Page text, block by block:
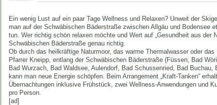
Ein wenig Lust auf ein paar Tage Wellness und Relaxen? Unweit der
man auf der Schwäbischen Bäderstraße zwischen Allgäu und Bodensee
tun. Wer richtig schön relaxen möchte und Wert auf „Gesundheit aus der
Schwäbischen Bäderstraße genau richtig.
Ob durch das heilkräftige Naturmoor, das warme Thermalwasser oder
Pfarrer Kneipp, entlang der Schwäbischen Bäderstraße (Füssen, Bad
Bad Wurzach, Bad Waldsee, Aulendorf, Bad Schussenried, Bad Buchau,
kann man neue Energie schöpfen. Beim Arrangement „Kraft-Tanken“
Übernachtungen inklusive Frühstück, zwei Wellness-Anwendungen und
pro Person.
[ad]